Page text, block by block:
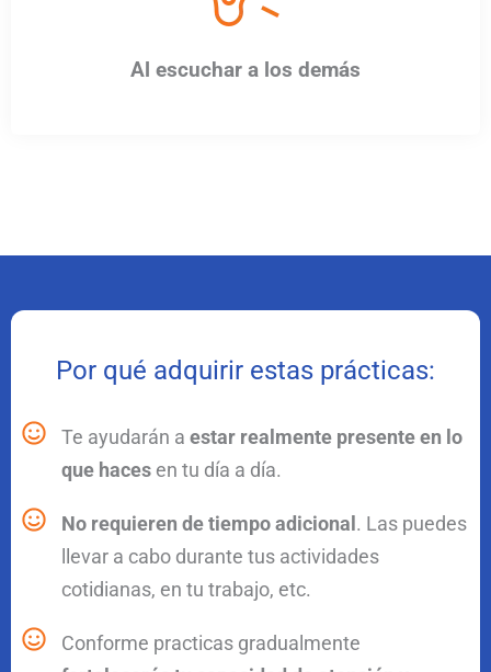
Al escuchar a los demás
Por qué adquirir estas prácticas:
Te ayudarán a estar realmente presente en lo
que hacesen tu día a día.
No requieren de tiempo adicional. Las puedes
llevar a cabo durante tus actividades
cotidianas, en tu trabajo, etc.
Conforme practicas gradualmente